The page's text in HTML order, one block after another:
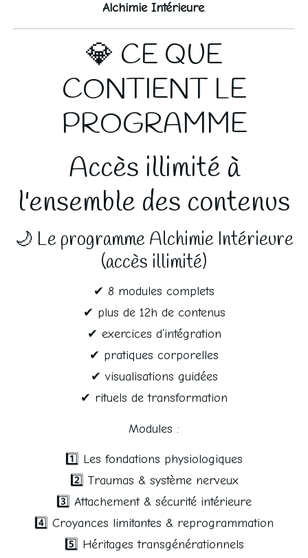
Alchimie Intérieure.
💎 CE QUE
CONTIENT LE
PROGRAMME
Accès illimité à
l'ensemble des contenus
🌙 Le programme Alchimie Intérieure
(accès illimité)
✔ 8 modules complets
✔ plus de 12h de contenus
✔ exercices d’intégration
✔ pratiques corporelles
✔ visualisations guidées
✔ rituels de transformation
Modules :
1️⃣ Les fondations physiologiques
2️⃣ Traumas & système nerveux
3️⃣ Attachement & sécurité intérieure
4️⃣ Croyances limitantes & reprogrammation
5️⃣ Héritages transgénérationnels